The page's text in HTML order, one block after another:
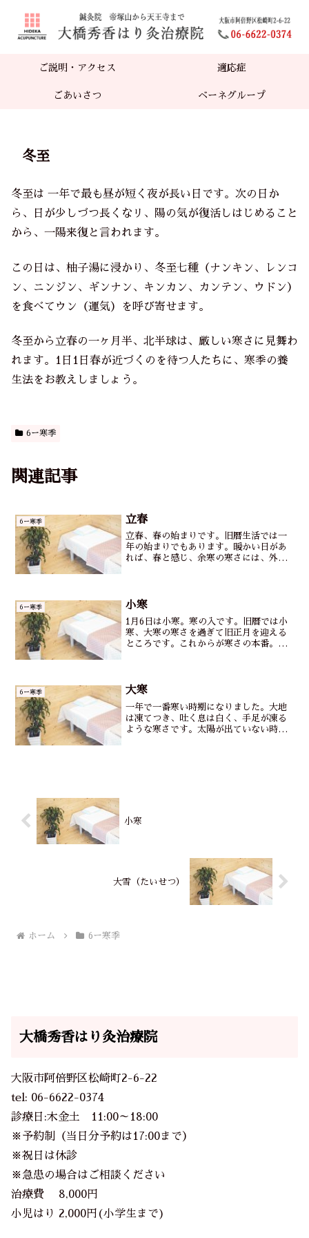
ご説明・アクセス 適応症
ごあいさつ ベーネグループ
冬至
冬至は 一年で最も昼が短く夜が長い日です。次の日か
ら、日が少しづつ長くなリ、陽の気が復活しはじめること
から、一陽来復と言われます。
この日は、柚子湯に浸かり、冬至七種（ナンキン、レンコ
ン、ニンジン、ギンナン、キンカン、カンテン、ウドン）
を食べてウン（運気）を呼び寄せます。
冬至から立春の一ヶ月半、北半球は、厳しい寒さに見舞わ
れます。1日1日春が近づくのを待つ人たちに、寒季の養
生法をお教えしましょう。
6ー寒季
関連記事
6ー寒季 立春
立春、春の始まりです。旧暦生活では一
年の始まりでもあります。暖かい日があ
れば、春と感じ、余寒の寒さには、外に
ると、身体が芯から温まり...
6ー寒季 小寒
1月6日は小寒。寒の入です。旧暦では小
寒、大寒の寒さを過ぎて旧正月を迎える
ところです。これからが寒さの本番。寒
と知恵が生み出されまし...
6ー寒季 大寒
一年で一番寒い時期になりました。大地
は凍てつき、吐く息は白く、手足が凍る
ような寒さです。太陽が出ていない時
小寒
大雪（たいせつ）
ホーム 6ー寒季
大橋秀香はり灸治療院
大阪市阿倍野区松崎町2-6-22
tel: 06-6622-0374
診療日:木金土 11:00～18:00
※予約制（当日分予約は17:00まで）
※祝日は休診
※急患の場合はご相談ください
治療費 8,000円
小児はり 2,000円(小学生まで)